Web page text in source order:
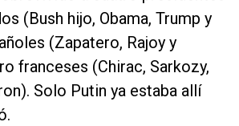
(Bush hijo, Obama, Trump y
(Zapatero, Rajoy y
franceses (Chirac, Sarkozy,
Solo Putin ya estaba allí